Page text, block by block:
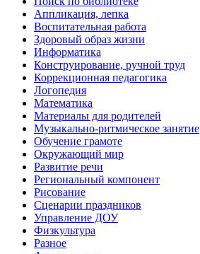
Аппликация, лепка
Воспитательная работа
Здоровый образ жизни
Информатика
Конструирование, ручной труд
Коррекционная педагогика
Логопедия
Математика
Материалы для родителей
Музыкально-ритмическое занятие
Обучение грамоте
Окружающий мир
Развитие речи
Региональный компонент
Рисование
Сценарии праздников
Управление ДОУ
Физкультура
Разное